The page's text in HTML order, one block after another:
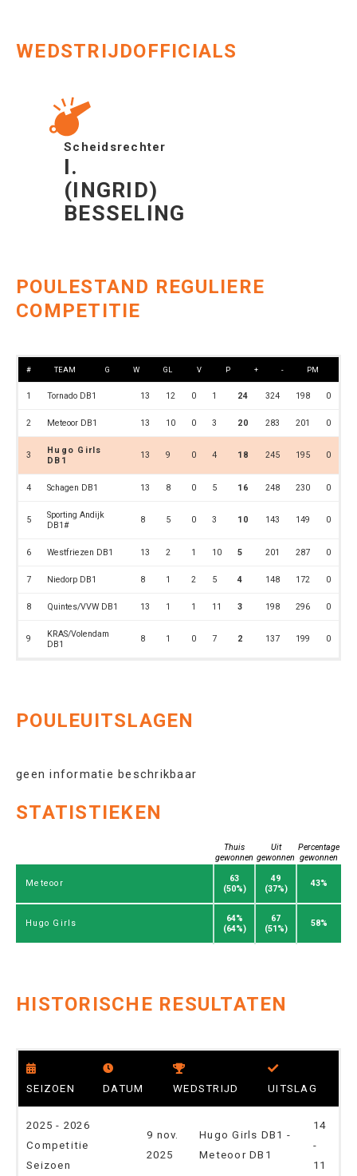
WEDSTRIJDOFFICIALS
Scheidsrechter
I.
(INGRID)
BESSELING
POULESTAND REGULIERE
COMPETITIE
# TEAM G W GL V P + - PM
1 Tornado DB1 13 12 0 1 24 324 198 0
2 Meteoor DB1 13 10 0 3 20 283 201 0
3
Hugo Girls
DB1
13 9 0 4 18 245 195 0
4 Schagen DB1 13 8 0 5 16 248 230 0
5
Sporting Andijk
DB1#
8 5 0 3 10 143 149 0
6 Westfriezen DB1 13 2 1 10 5 201 287 0
7 Niedorp DB1 8 1 2 5 4 148 172 0
8 Quintes/VVW DB1 13 1 1 11 3 198 296 0
9
KRAS/Volendam
DB1
8 1 0 7 2 137 199 0
POULEUITSLAGEN
geen informatie beschrikbaar
STATISTIEKEN
Thuis
gewonnen
Uit
gewonnen
Percentage
gewonnen
Meteoor
63
(50%)
49
(37%)
43%
Hugo Girls
64%
(64%)
67
(51%)
58%
HISTORISCHE RESULTATEN
SEIZOEN DATUM WEDSTRIJD UITSLAG
2025 - 2026
Competitie
Seizoen
9 nov.
2025
Hugo Girls DB1 -
Meteoor DB1
14
-
11